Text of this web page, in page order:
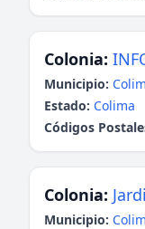
Colonia:
Municipio:
Estado: Colima
Códigos
Colonia:
Municipio: